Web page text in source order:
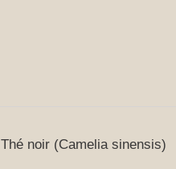
Thé noir (Camelia sinensis)